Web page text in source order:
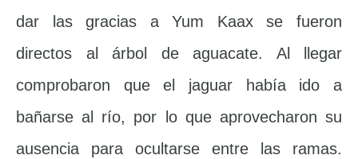
dar las gracias a Yum Kaax se fueron
directos al árbol de aguacate. Al llegar
comprobaron que el jaguar había ido a
bañarse al río, por lo que aprovecharon su
ausencia para ocultarse entre las ramas.